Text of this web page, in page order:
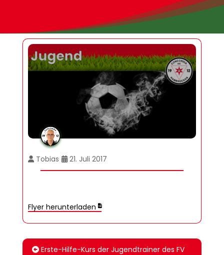
Tobias 21. Juli 2017
Flyer herunterladen
Erste-Hilfe-Kurs der Jugendtrainer des FV